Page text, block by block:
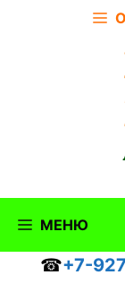
МЕНЮ
☎+7-